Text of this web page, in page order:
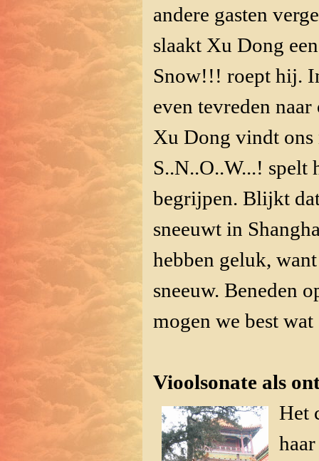
andere gasten
slaakt Xu Dong
Snow!!! roept hij.
even tevreden
Xu Dong vindt ons
S..N..O..W...!
begrijpen. Blijkt
sneeuwt in
hebben geluk,
sneeuw. Beneden
mogen we best
Vioolsonate als
Het